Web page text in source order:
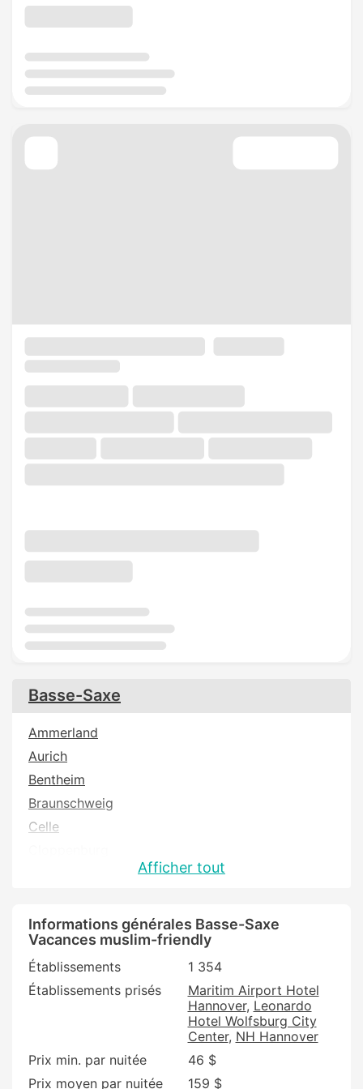
Basse-Saxe
Ammerland
Aurich
Bentheim
Braunschweig
Celle
County of Bentheim
Delmenhorst
Diepholz
Emden
Emsland
Goslar
Göttingen
Afficher tout
Informations générales Basse-Saxe
Vacances muslim-friendly
Établissements
1 354
Établissements prisés
Maritim Airport Hotel
Hannover Leonardo
Hotel Wolfsburg City
Center NH Hannover
Prix min. par nuitée
46 $
Prix moyen par nuitée
159 $